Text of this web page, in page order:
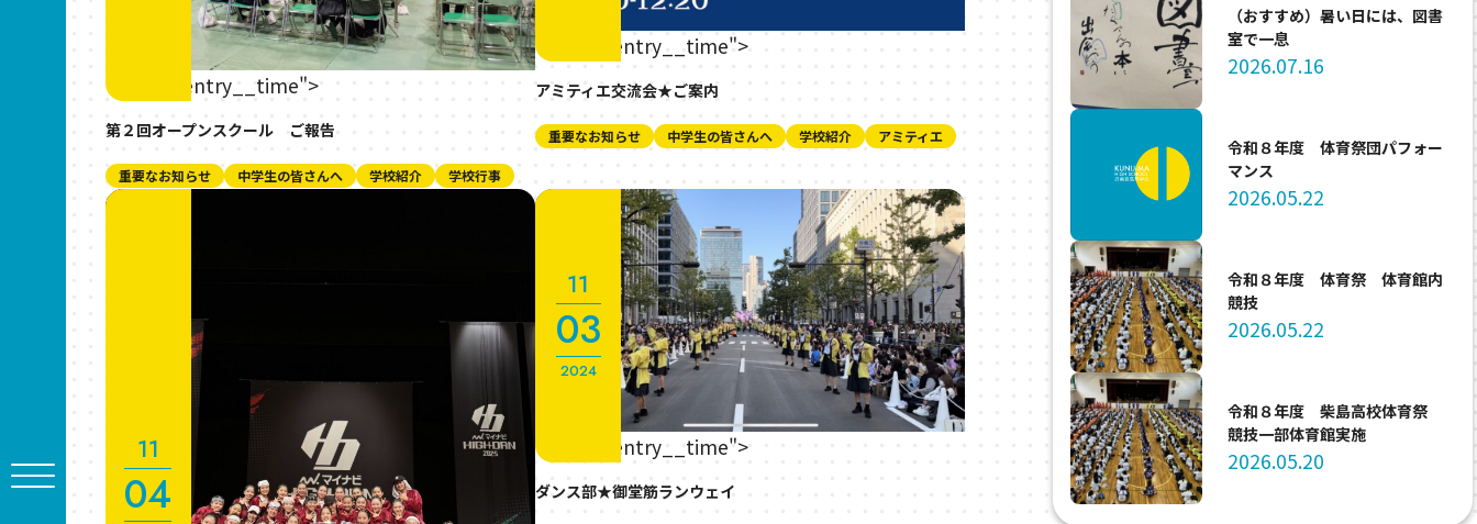
" class="entry__time">
第２回オープンスクール ご報告
重要なお知らせ 中学生の皆さんへ 学校紹介 学校行事
" class="entry__time">
アミティエ交流会★ご案内
重要なお知らせ 中学生の皆さんへ 学校紹介 アミティエ
11
04
2024
11
03
" class="entry__time">
ダンス部★御堂筋ランウェイ
（おすすめ）暑い日には、図書
室で一息
2026.07.16
令和８年度 体育祭団パフォー
マンス
2026.05.22
令和８年度 体育祭 体育館内
競技
2026.05.22
令和８年度 柴島高校体育祭
競技一部体育館実施
2026.05.20